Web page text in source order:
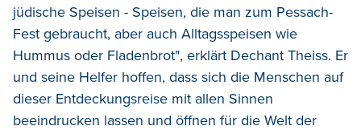
jüdische Speisen - Speisen, die man zum Pessach-
Fest gebraucht, aber auch Alltagsspeisen wie
Hummus oder Fladenbrot", erklärt Dechant Theiss. Er
und seine Helfer hoffen, dass sich die Menschen auf
dieser Entdeckungsreise mit allen Sinnen
beeindrucken lassen und öffnen für die Welt der